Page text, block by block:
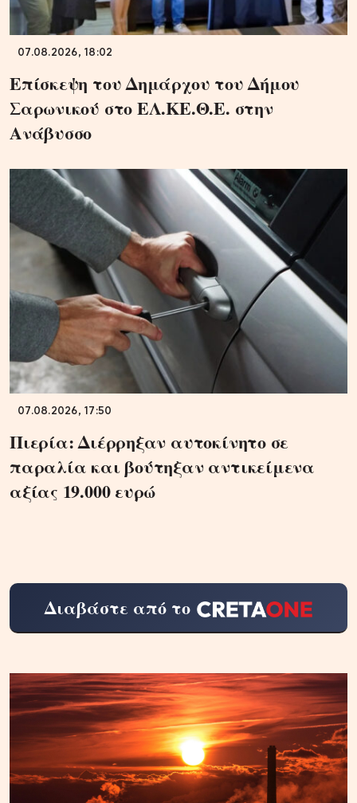
07.08.2026, 18:02
Επίσκεψη του Δημάρχου του Δήμου
Σαρωνικού στο ΕΛ.ΚΕ.Θ.Ε. στην
Ανάβυσσο
07.08.2026, 17:50
Πιερία: Διέρρηξαν αυτοκίνητο σε
παραλία και βούτηξαν αντικείμενα
αξίας 19.000 ευρώ
Διαβάστε από το